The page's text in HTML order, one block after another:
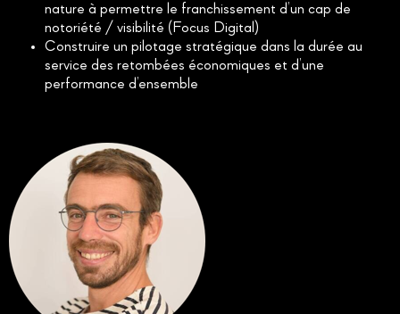
nature à permettre le franchissement d’un cap de
notoriété / visibilité (Focus Digital)
Construire un pilotage stratégique dans la durée au
service des retombées économiques et d’une
performance d’ensemble